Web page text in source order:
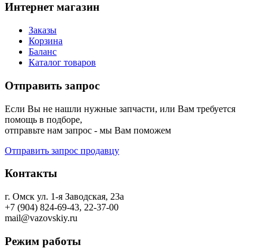
Интернет магазин
Заказы
Корзина
Баланс
Каталог товаров
Отправить запрос
Если Вы не нашли нужные запчасти, или Вам требуется
помощь в подборе,
отправьте нам запрос - мы Вам поможем
Отправить запрос продавцу
Контакты
г. Омск ул. 1-я Заводская, 23а
+7 (904) 824-69-43, 22-37-00
mail@vazovskiy.ru
Режим работы